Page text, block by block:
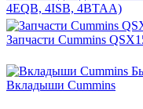
4EQB, 4ISB, 4BTAA)
Запчасти Cummins
Вкладыши Cummins